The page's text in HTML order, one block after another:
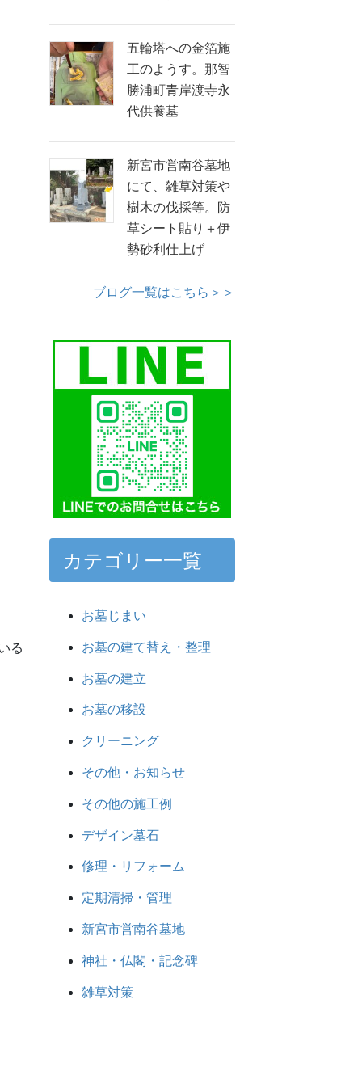
る
五輪塔への金箔施
工のようす。那智
勝浦町青岸渡寺永
代供養墓
新宮市営南谷墓地
にて、雑草対策や
樹木の伐採等。防
草シート貼り＋伊
勢砂利仕上げ
ブログ一覧はこちら＞＞
カテゴリー一覧
お墓じまい
お墓の建て替え・整理
お墓の建立
お墓の移設
クリーニング
その他・お知らせ
その他の施工例
デザイン墓石
修理・リフォーム
定期清掃・管理
新宮市営南谷墓地
神社・仏閣・記念碑
雑草対策